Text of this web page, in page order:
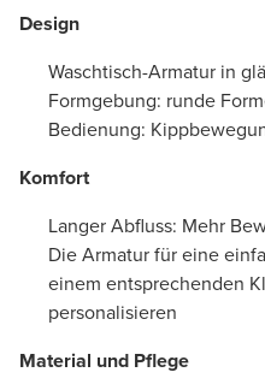
Design
Waschtisch-Armatur in
Formgebung: runde
Bedienung:
Komfort
Langer Abfluss: Mehr
Die Armatur für eine
einem entsprechenden
personalisieren
Material und Pflege